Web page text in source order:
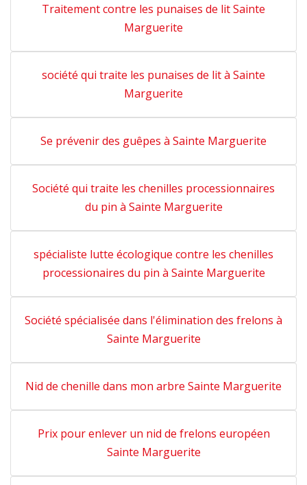
Traitement contre les punaises de lit Sainte
Marguerite
société qui traite les punaises de lit à Sainte
Marguerite
Se prévenir des guêpes à Sainte Marguerite
Société qui traite les chenilles processionnaires
du pin à Sainte Marguerite
spécialiste lutte écologique contre les chenilles
processionaires du pin à Sainte Marguerite
Société spécialisée dans l'élimination des frelons à
Sainte Marguerite
Nid de chenille dans mon arbre Sainte Marguerite
Prix pour enlever un nid de frelons européen
Sainte Marguerite